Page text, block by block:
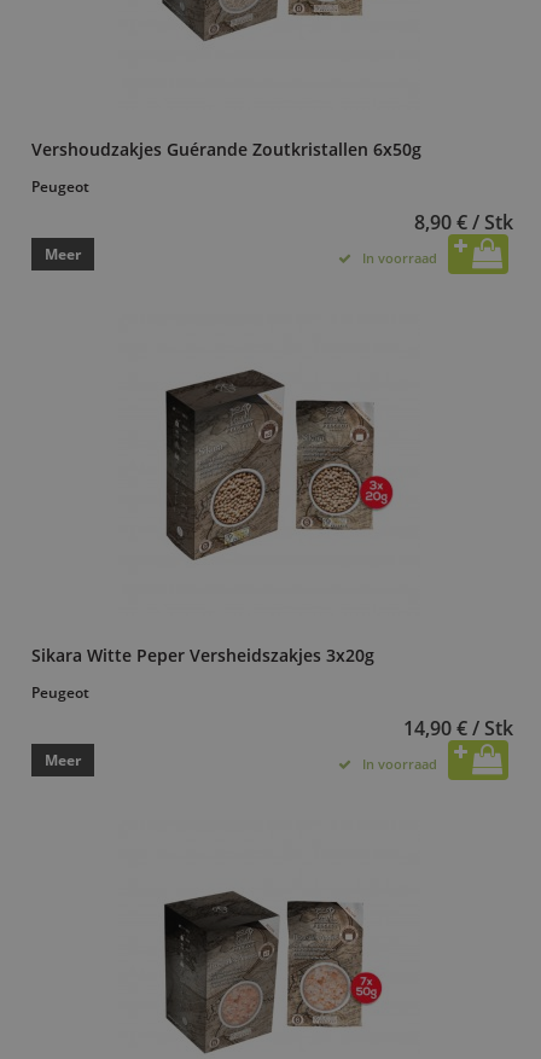
Vershoudzakjes Guérande Zoutkristallen 6x50g
Peugeot
8,90 € / Stk
Meer In voorraad
Sikara Witte Peper Versheidszakjes 3x20g
Peugeot
14,90 € / Stk
Meer In voorraad